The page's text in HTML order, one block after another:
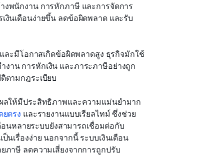
งพนักงาน การหักภาษี และการจัดการ
งินเดือนง่ายขึ้น ลดข้อผิดพลาด และรับ
ละมีโอกาสเกิดข้อผิดพลาดสูง ธุรกิจมักใช้
าน การหักเงิน และภาระภาษีอย่างถูก
ตามกฎระเบียบ
ลให้มีประสิทธิภาพและความแม่นยำมาก
ยตรง และรายงานแบบเรียลไทม์ ซึ่งช่วย
อนหลายระบบยังสามารถเชื่อมต่อกับ
เรื่องง่าย นอกจากนี้ ระบบเงินเดือน
าษี ลดความเสี่ยงจากการถูกปรับ